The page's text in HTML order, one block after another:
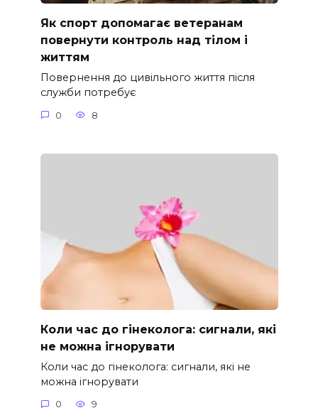
Як спорт допомагає ветеранам
повернути контроль над тілом і
життям
Повернення до цивільного життя після
служби потребує
0 8
Коли час до гінеколога: сигнали, які
не можна ігнорувати
Коли час до гінеколога: сигнали, які не
можна ігнорувати
0 9